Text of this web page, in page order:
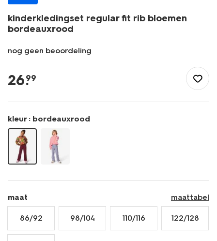
kinderkledingset regular fit rib bloemen
bordeauxrood
nog geen beoordeling
regular-
fit-
bloemen-
bordeauxrood-
30878425BURGUNDYRED.html
26.
99
kleur : bordeauxrood
maat maattabel
86/92 98/104 110/116 122/128